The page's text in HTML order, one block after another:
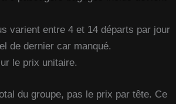
varient entre 4 et 14 départs par jour
de dernier car manqué.
le prix unitaire.
du groupe, pas le prix par tête. Ce